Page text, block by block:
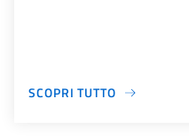
SCOPRI TUTTO